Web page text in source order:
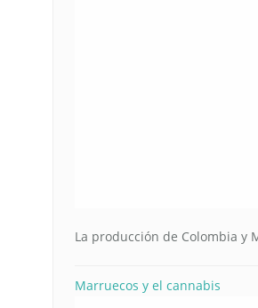
La producción de Colombia y
Marruecos y el cannabis